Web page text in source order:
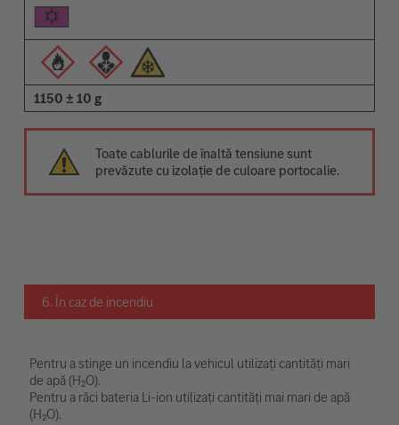
1150 ± 10 g
Toate cablurile de înaltă tensiune sunt
prevăzute cu izolație de culoare portocalie.
6. În caz de incendiu
Pentru a stinge un incendiu la vehicul utilizați cantități mari
de apă (H₂O).
Pentru a răci bateria Li-ion utilizați cantități mai mari de apă
(H₂O).